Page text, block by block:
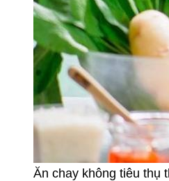
Ăn chay không tiêu thụ